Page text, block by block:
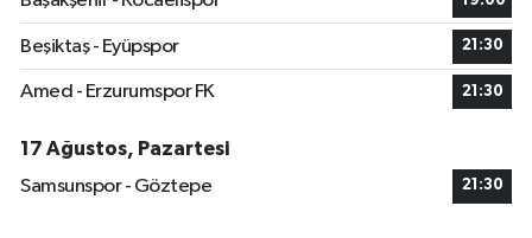
Beşiktaş - Eyüpspor 21:30
Amed - Erzurumspor FK 21:30
17 Ağustos, Pazartesi
Samsunspor - Göztepe
21:30